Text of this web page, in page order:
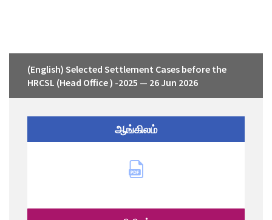
(English) Selected Settlement Cases before the
HRCSL (Head Office ) -2025 — 26 Jun 2026
ஆங்கிலம்